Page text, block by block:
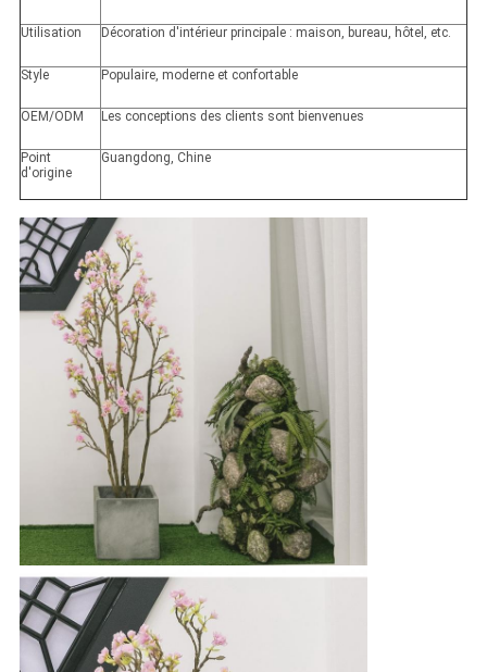
Utilisation Décoration d'intérieur principale : maison, bureau, hôtel, etc.
Style Populaire, moderne et confortable
OEM/ODM Les conceptions des clients sont bienvenues
Point
d'origine
Guangdong, Chine